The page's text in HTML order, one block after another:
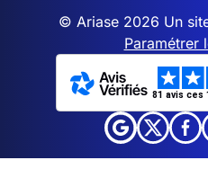
© Ariase 2026 Un
Paramétrer
81 avis ces